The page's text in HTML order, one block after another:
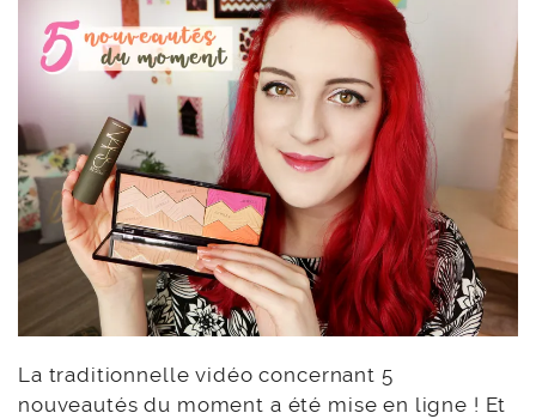
La traditionnelle vidéo concernant 5
nouveautés du moment a été mise en ligne ! Et